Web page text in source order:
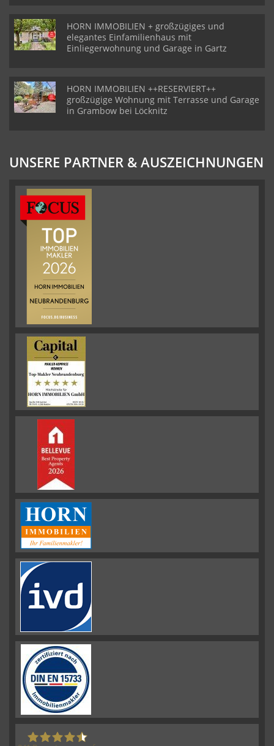
HORN IMMOBILIEN + großzügiges und
elegantes Einfamilienhaus mit
Einliegerwohnung und Garage in Gartz
HORN IMMOBILIEN ++RESERVIERT++
großzügige Wohnung mit Terrasse und Garage
in Grambow bei Löcknitz
UNSERE PARTNER & AUSZEICHNUNGEN